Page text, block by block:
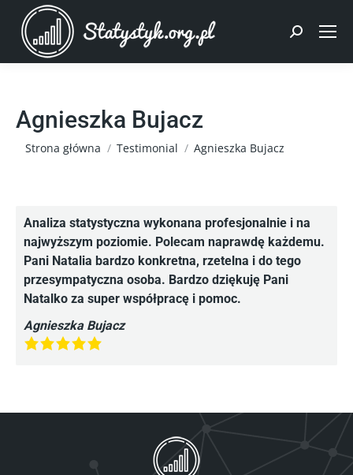
Szukaj:
Agnieszka Bujacz
Jesteś tutaj:
Strona główna Testimonial Agnieszka Bujacz
Analiza statystyczna wykonana profesjonalnie i na
najwyższym poziomie. Polecam naprawdę każdemu.
Pani Natalia bardzo konkretna, rzetelna i do tego
przesympatyczna osoba. Bardzo dziękuję Pani
Natalko za super współpracę i pomoc.
Agnieszka Bujacz